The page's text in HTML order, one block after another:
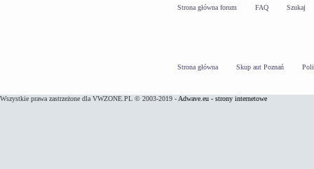
Strona główna forum FAQ Szukaj
Strona główna Skup aut Poznań
Wszystkie prawa zastrzeżone dla VWZONE.PL © 2003-2019 - Adwave.eu - strony internetowe